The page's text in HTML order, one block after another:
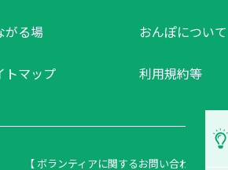
がる場 おんぽについて
トマップ 利用規約等
【 ボランティアに関するお問い合わせ 】